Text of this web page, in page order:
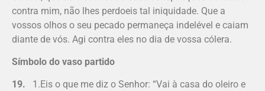
contra mim, não lhes perdoeis tal iniquidade. Que a
vossos olhos o seu pecado permaneça indelével e caiam
diante de vós. Agi contra eles no dia de vossa cólera.
Símbolo do vaso partido
19. 1.Eis o que me diz o Senhor: “Vai à casa do oleiro e